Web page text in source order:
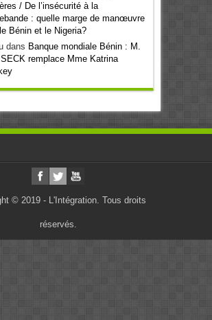
/ De l’insécurité à la
: quelle marge de manœuvre
Bénin et le Nigeria?
dans Banque mondiale Bénin : M.
remplace Mme Katrina
© 2019 - L'Intégration. Tous droits
réservés.